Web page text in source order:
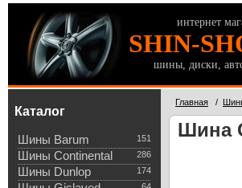
интернет
SHIN-
шины, диски,
Каталог
151
Шины Barum
286
Шины Continental
174
Шины Dunlop
Главная /
Шина